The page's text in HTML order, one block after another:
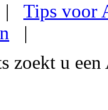
| Tips voor
|
zoekt u